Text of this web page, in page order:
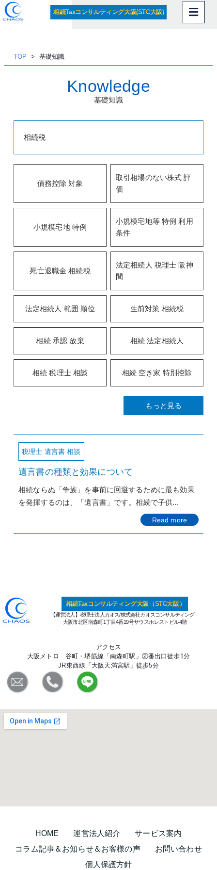
内
相続Taxコンサルティング大阪(STC大阪)
TOP 基礎知識
Knowledge
基礎知識
相続税
債務控除 対象
取引相場のない株式 評
価
小規模宅地 特例
小規模宅地等 特例 利用
条件
死亡退職金 相続税
法定相続人 税理士 阪神
間
法定相続人 範囲 順位 生前対策 相続税
相続 承認 放棄 相続 法定相続人
相続 税理士 相談 相続 空き家 特別控除
もっと見る
税理士 遺言書 相談
遺言書の種類と効果について
相続ならぬ「争族」を事前に回避するために最も効果
を発揮するのは、「遺言書」です。相続で子供...
Read more
相続Taxコンサルティング大阪（STC大阪）
【運営法人】税理士法人カオス/株式会社カオスコンサルティング
大阪市北区南森町1丁目4番19号サウスホレストビル4階
アクセス
大阪メトロ 谷町・堺筋線「南森町駅」②番出口徒歩1分
JR東西線「大阪天満宮駅」徒歩5分
HOME 運営法人紹介
サービス案内
コラム記事＆お知らせ＆お客様の声
お問い合わせ
個人保護方針